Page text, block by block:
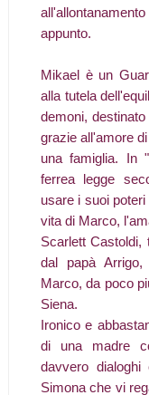
appunto.
Mikael è un
alla tutela
demoni,
grazie all'amore
una famiglia. In
ferrea legge
usare i suoi
vita di Marco,
Scarlett Castoldi,
dal papà
Marco, da poco
Siena.
Ironico e
di una madre
davvero
Simona che vi